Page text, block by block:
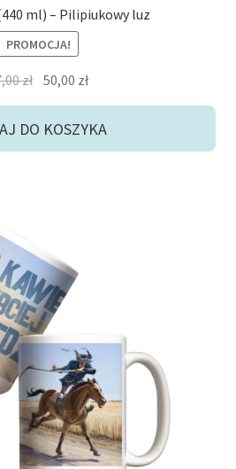
ml) – Pilipiukowy luz
PROMOCJA!
zł Pierwotna
cena
wynosiła:
50,00 złAktualna
cena
wynosi:
DO KOSZYKA